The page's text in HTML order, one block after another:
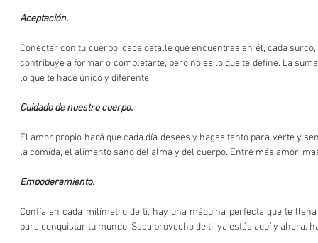
Aceptación.
Conectar con tu cuerpo, cada detalle que encuentras en él, cada
contribuye a formar o completarte, pero no es lo que te define. La
lo que te hace único y diferente
Cuidado de nuestro cuerpo.
El amor propio hará que cada día desees y hagas tanto para verte y
la comida, el alimento sano del alma y del cuerpo. Entre más amor,
Empoderamiento.
Confía en cada milímetro de ti, hay una máquina perfecta que te
para conquistar tu mundo. Saca provecho de ti, ya estás aquí y ahora,